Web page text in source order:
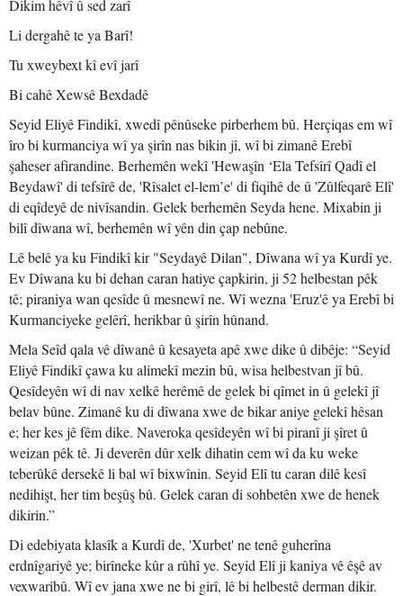
Dikim hêvî û sed zarî
Li dergahê te ya Barî!
Tu xweybext kî evî jarî
Bi cahê Xewsê Bexdadê
Seyid Eliyê Findikî, xwedî pênûseke pirberhem bû. Herçiqas em wî
îro bi kurmanciya wî ya şirîn nas bikin jî, wî bi zimanê Erebî
şaheser afirandine. Berhemên wekî 'Hewaşîn ‘Ela Tefsîrî Qadî el
Beydawî' di tefsîrê de, 'Rîsalet el-lem’e' di fiqihê de û 'Zûlfeqarê Elî'
di eqîdeyê de nivîsandin. Gelek berhemên Seyda hene. Mixabin ji
bilî dîwana wî, berhemên wî yên din çap nebûne.
Lê belê ya ku Findikî kir "Seydayê Dilan", Dîwana wî ya Kurdî ye.
Ev Dîwana ku bi dehan caran hatiye çapkirin, ji 52 helbestan pêk
tê; piraniya wan qesîde û mesnewî ne. Wî wezna 'Eruz'ê ya Erebî bi
Kurmanciyeke gelêrî, herikbar û şirîn hûnand.
Mela Seîd qala vê dîwanê û kesayeta apê xwe dike û dibêje: “Seyid
Eliyê Findikî çawa ku alimekî mezin bû, wisa helbestvan jî bû.
Qesîdeyên wî di nav xelkê herêmê de gelek bi qîmet in û gelekî jî
belav bûne. Zimanê ku di dîwana xwe de bikar aniye gelekî hêsan
e; her kes jê fêm dike. Naveroka qesîdeyên wî bi piranî ji şîret û
weizan pêk tê. Ji deverên dûr xelk dihatin cem wî da ku weke
teberûkê dersekê li bal wî bixwînin. Seyid Elî tu caran dilê kesî
nedihişt, her tim beşûş bû. Gelek caran di sohbetên xwe de henek
dikirin.”
Di edebiyata klasîk a Kurdî de, 'Xurbet' ne tenê guherîna
erdnîgariyê ye; birîneke kûr a rûhî ye. Seyid Elî ji kaniya vê êşê av
vexwaribû. Wî ev jana xwe ne bi girî, lê bi helbestê derman dikir.